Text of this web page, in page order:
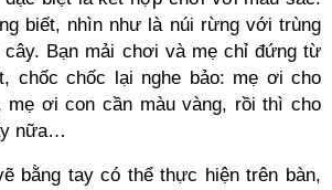
biết, nhìn như là núi rừng với trùng
cây. Bạn mải chơi và mẹ chỉ đứng từ
chốc chốc lại nghe bảo: mẹ ơi cho
mẹ ơi con cần màu vàng, rồi thì cho
nữa…
bằng tay có thể thực hiện trên bàn,